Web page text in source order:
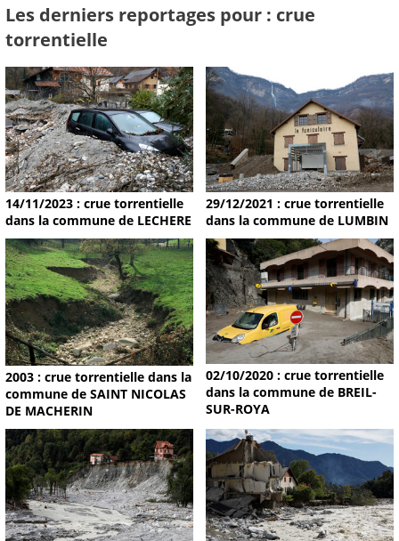
Les derniers reportages pour : crue
torrentielle
14/11/2023 : crue torrentielle
dans la commune de LECHERE
29/12/2021 : crue torrentielle
dans la commune de LUMBIN
2003 : crue torrentielle dans la
commune de SAINT NICOLAS
DE MACHERIN
02/10/2020 : crue torrentielle
dans la commune de BREIL-
SUR-ROYA